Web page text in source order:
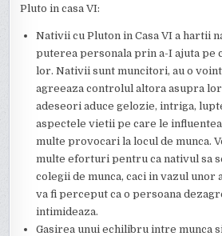
Pluto in casa VI:
Nativii cu Pluton in Casa VI a hartii
puterea personala prin a-I ajuta
lor. Nativii sunt muncitori, au o
agreeaza controlul altora asupra
adeseori aduce gelozie, intriga,
aspectele vietii pe care le
multe provocari la locul de munca.
multe eforturi pentru ca nativul sa
colegii de munca, caci in vazul unor
va fi perceput ca o persoana
intimideaza.
Gasirea unui echilibru intre munca